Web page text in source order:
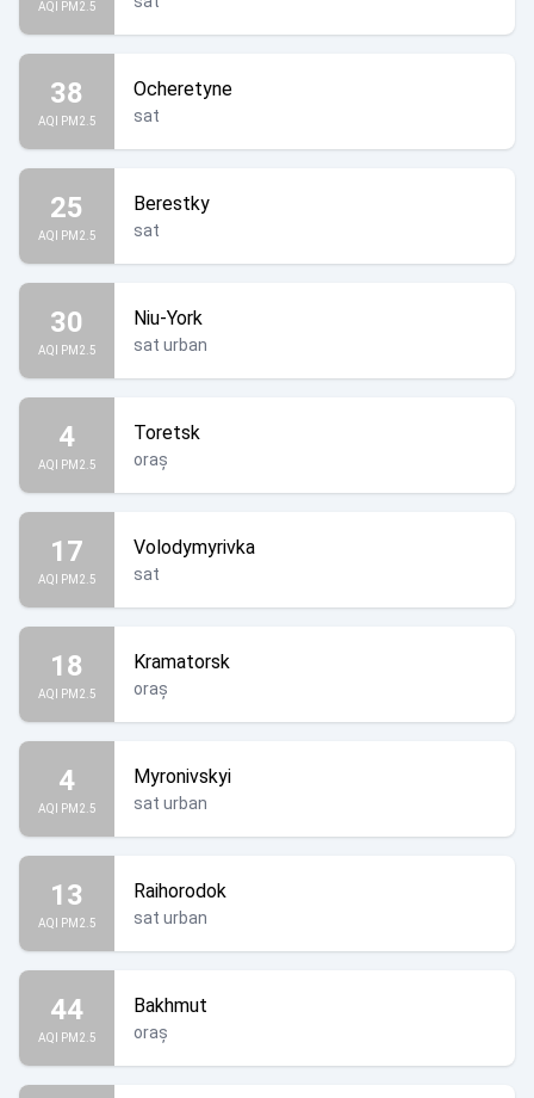
AQI PM2.5
38
AQI PM2.5
Ocheretyne
sat
25
AQI PM2.5
Berestky
sat
30
AQI PM2.5
Niu-York
sat urban
4
AQI PM2.5
Toretsk
oraș
17
AQI PM2.5
Volodymyrivka
sat
18
AQI PM2.5
Kramatorsk
oraș
4
AQI PM2.5
Myronivskyi
sat urban
13
AQI PM2.5
Raihorodok
sat urban
44
AQI PM2.5
Bakhmut
oraș